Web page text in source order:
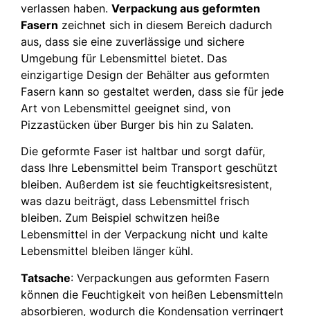
verlassen haben. Verpackung aus geformten
Fasern zeichnet sich in diesem Bereich dadurch
aus, dass sie eine zuverlässige und sichere
Umgebung für Lebensmittel bietet. Das
einzigartige Design der Behälter aus geformten
Fasern kann so gestaltet werden, dass sie für jede
Art von Lebensmittel geeignet sind, von
Pizzastücken über Burger bis hin zu Salaten.
Die geformte Faser ist haltbar und sorgt dafür,
dass Ihre Lebensmittel beim Transport geschützt
bleiben. Außerdem ist sie feuchtigkeitsresistent,
was dazu beiträgt, dass Lebensmittel frisch
bleiben. Zum Beispiel schwitzen heiße
Lebensmittel in der Verpackung nicht und kalte
Lebensmittel bleiben länger kühl.
Tatsache: Verpackungen aus geformten Fasern
können die Feuchtigkeit von heißen Lebensmitteln
absorbieren, wodurch die Kondensation verringert